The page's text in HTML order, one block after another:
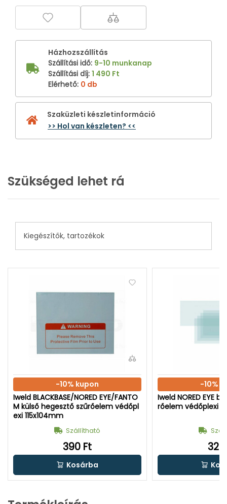
Házhozszállítás
Szállítási idő: 9-10 munkanap
Szállítási díj: 1 490 Ft
Elérhető: 0 db
Szaküzleti készletinformáció
>> Hol van készleten? <<
Szükséged lehet rá
Kiegészítők, tartozékok
-10% kupon
Iweld BLACKBASE/NORED EYE/FANTO
M külső hegesztő szűrőelem védőpl
exi 115x104mm
Szállítható
390 Ft
Kosárba
-10%
Iweld NORED EYE
rőelem védőplexi
320